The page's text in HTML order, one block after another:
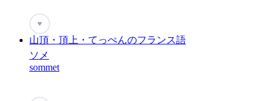
♥
山頂・頂上・てっぺんのフランス語
ソメ
sommet